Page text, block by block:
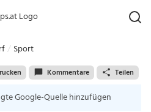
Sport
Kommentare Teilen
Google-Quelle hinzufügen